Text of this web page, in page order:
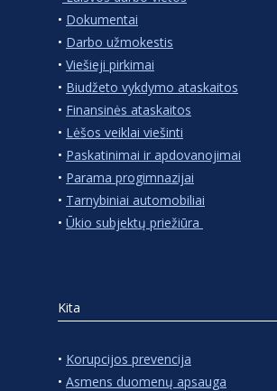
• Dokumentai
• Darbo užmokestis
• Viešieji pirkimai
• Biudžeto vykdymo ataskaitos
• Finansinės ataskaitos
• Lėšos veiklai viešinti
• Paskatinimai ir apdovanojimai
• Parama progimnazijai
• Tarnybiniai automobiliai
• Ūkio subjektų priežiūra
Kita
• Korupcijos prevencija
• Asmens duomenų apsauga